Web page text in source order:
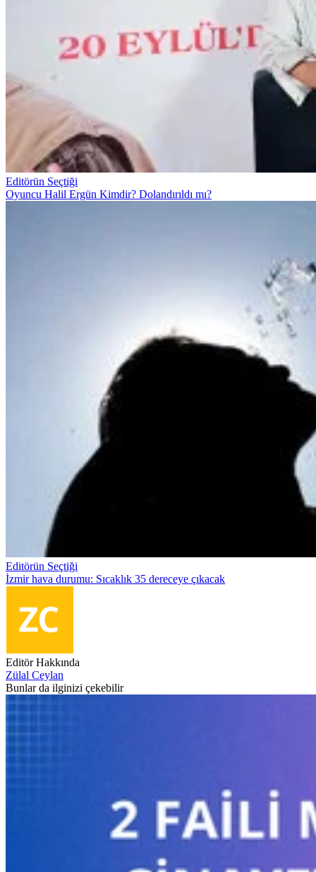
Editörün Seçtiği
Oyuncu Halil Ergün Kimdir? Dolandırıldı mı?
Editörün Seçtiği
İzmir hava durumu: Sıcaklık 35 dereceye çıkacak
Editör Hakkında
Zülal Ceylan
Bunlar da ilginizi çekebilir